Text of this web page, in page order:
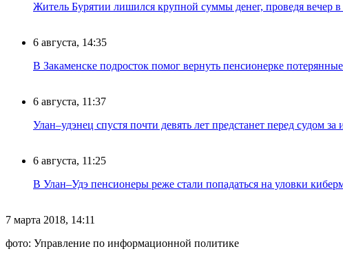
Житель Бурятии лишился крупной суммы денег, проведя вечер
6 августа, 14:35
В Закаменске подросток помог вернуть пенсионерке
6 августа, 11:37
Улан–удэнец спустя почти девять лет предстанет перед судом
6 августа, 11:25
В Улан–Удэ пенсионеры реже стали попадаться на уловки
7 марта 2018, 14:11
фото: Управление по информационной политике